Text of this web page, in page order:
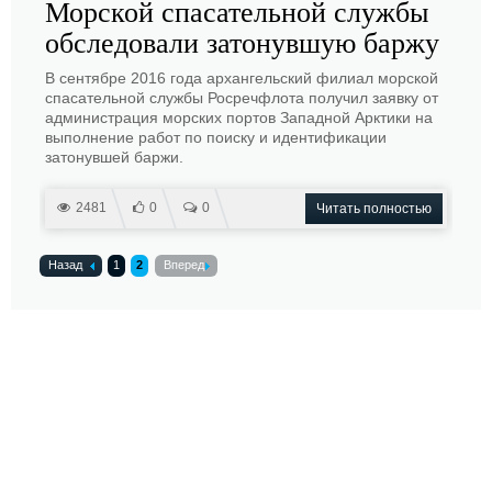
Морской спасательной службы
обследовали затонувшую баржу
В сентябре 2016 года архангельский филиал морской
спасательной службы Росречфлота получил заявку от
администрация морских портов Западной Арктики на
выполнение работ по поиску и идентификации
затонувшей баржи.
2481 0 0 Читать полностью
Назад 1 2 Вперед